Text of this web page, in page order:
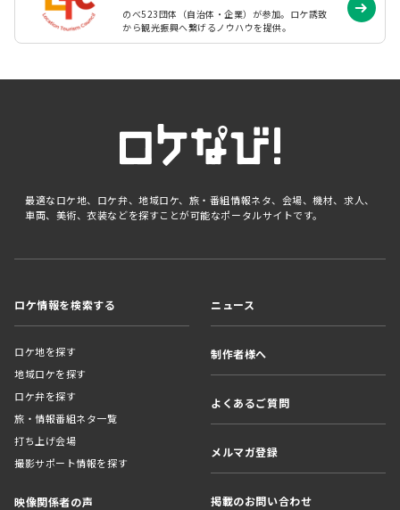
のべ523団体（自治体・企業）が参加。ロケ誘致
から観光振興へ繋げるノウハウを提供。
最適なロケ地、ロケ弁、地域ロケ、旅・番組情報ネタ、会場、機材、求人、
車両、美術、衣装などを探すことが可能なポータルサイトです。
ロケ情報を検索する
ロケ地を探す
地域ロケを探す
ロケ弁を探す
旅・情報番組ネタ一覧
打ち上げ会場
撮影サポート情報を探す
映像関係者の声
ニュース
制作者様へ
よくあるご質問
メルマガ登録
掲載のお問い合わせ